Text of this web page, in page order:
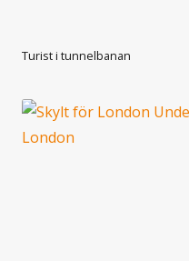
Turist i tunnelbanan